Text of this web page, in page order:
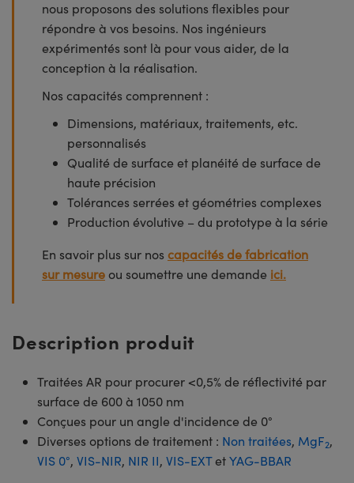
nous proposons des solutions flexibles pour
répondre à vos besoins. Nos ingénieurs
expérimentés sont là pour vous aider, de la
conception à la réalisation.
Nos capacités comprennent :
Dimensions, matériaux, traitements, etc.
personnalisés
Qualité de surface et planéité de surface de
haute précision
Tolérances serrées et géométries complexes
Production évolutive – du prototype à la série
En savoir plus sur nos capacités de fabrication
sur mesure ou soumettre une demande ici.
Description produit
Traitées AR pour procurer <0,5% de réflectivité par
surface de 600 à 1050 nm
Conçues pour un angle d'incidence de 0°
Diverses options de traitement : Non traitées, MgF2,
VIS 0°, VIS-NIR, NIR II, VIS-EXTetYAG-BBAR